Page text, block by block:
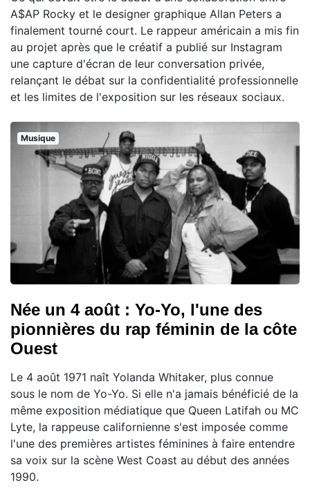
A$AP Rocky et le designer graphique Allan Peters a
finalement tourné court. Le rappeur américain a mis fin
au projet après que le créatif a publié sur Instagram
une capture d'écran de leur conversation privée,
relançant le débat sur la confidentialité professionnelle
et les limites de l'exposition sur les réseaux sociaux.
Musique
Née un 4 août : Yo-Yo, l'une des
pionnières du rap féminin de la côte
Ouest
Le 4 août 1971 naît Yolanda Whitaker, plus connue
sous le nom de Yo-Yo. Si elle n'a jamais bénéficié de la
même exposition médiatique que Queen Latifah ou MC
Lyte, la rappeuse californienne s'est imposée comme
l'une des premières artistes féminines à faire entendre
sa voix sur la scène West Coast au début des années
1990.